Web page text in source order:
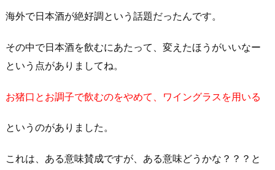
海外で日本酒が絶好調という話題だったんです。
その中で日本酒を飲むにあたって、変えたほうがいいなー
という点がありましてね。
お猪口とお調子で飲むのをやめて、ワイングラスを用いる
というのがありました。
これは、ある意味賛成ですが、ある意味どうかな？？？と